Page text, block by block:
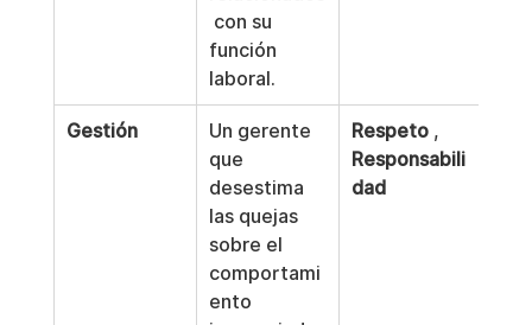
con su
función
laboral.
Gestión
Un gerente
que
desestima
las quejas
sobre el
comportami
ento
Respeto ,
Responsabili
dad